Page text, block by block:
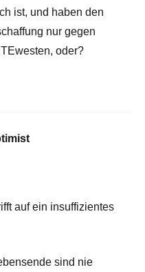
ist, und haben den
nur gegen
oder?
auf ein insuffizientes
sind nie